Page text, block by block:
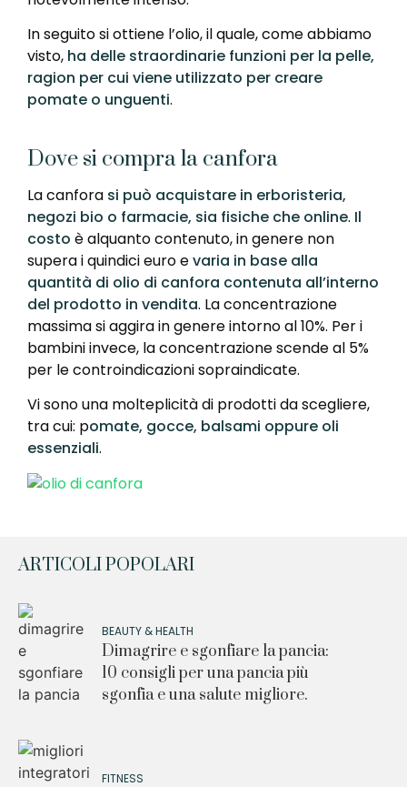
In seguito si ottiene l’olio, il quale, come abbiamo
visto, ha delle straordinarie funzioni per la pelle,
ragion per cui viene utilizzato per creare
pomate o unguenti.
Dove si compra la canfora
La canfora si può acquistare in erboristeria,
negozi bio o farmacie, sia fisiche che online. Il
costo è alquanto contenuto, in genere non
supera i quindici euro evaria in base alla
quantità di olio di canfora contenuta all’interno
del prodotto in vendita. La concentrazione
massima si aggira in genere intorno al 10%. Per i
bambini invece, la concentrazione scende al 5%
per le controindicazioni sopraindicate.
Vi sono una molteplicità di prodotti da scegliere,
tra cui: pomate, gocce, balsami oppure oli
essenziali.
ARTICOLI POPOLARI
BEAUTY & HEALTH
Dimagrire e sgonfiare la pancia:
10 consigli per una pancia più
sgonfia e una salute migliore.
FITNESS